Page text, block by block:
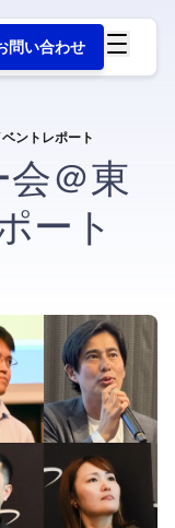
問い合わせ
ントレポート
＠東
ート